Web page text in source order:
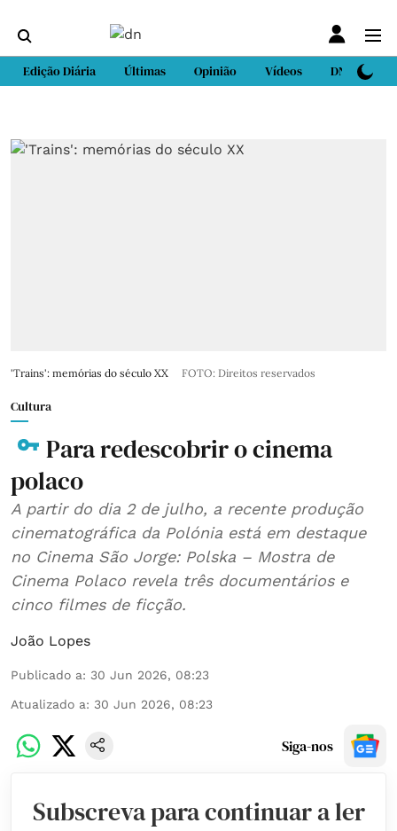
Edição Diária Últimas Opinião Vídeos DN Sport
'Trains': memórias do século XX FOTO: Direitos reservados
Cultura
Para redescobrir o cinema
polaco
A partir do dia 2 de julho, a recente produção
cinematográfica da Polónia está em destaque
no Cinema São Jorge: Polska – Mostra de
Cinema Polaco revela três documentários e
cinco filmes de ficção.
João Lopes
Publicado a: 30 Jun 2026, 08:23
Atualizado a: 30 Jun 2026, 08:23
Siga-nos
Subscreva para continuar a ler